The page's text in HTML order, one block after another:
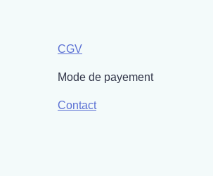
CGV
Mode de payement
Contact